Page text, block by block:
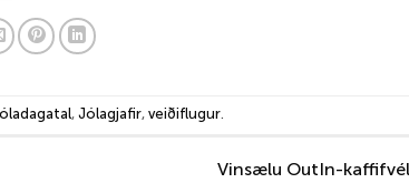
, Jólagjafir, veiðiflugur.
Vinsælu OutIn-